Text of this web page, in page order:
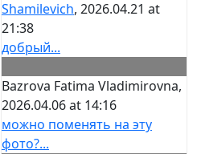
Shamilevich, 2026.04.21 at
21:38
добрый...
Bazrova Fatima Vladimirovna,
2026.04.06 at 14:16
можно поменять на эту
фото?...